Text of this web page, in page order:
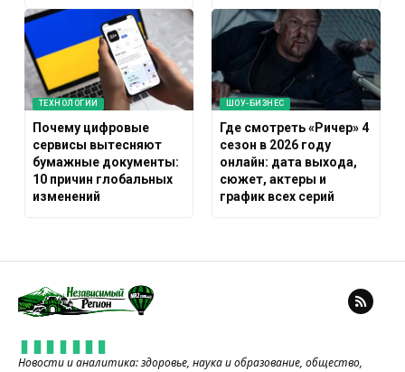
ТЕХНОЛОГИИ
Почему цифровые
сервисы вытесняют
бумажные документы:
10 причин глобальных
изменений
ШОУ-БИЗНЕС
Где смотреть «Ричер» 4
сезон в 2026 году
онлайн: дата выхода,
сюжет, актеры и
график всех серий
Новости и аналитика: здоровье, наука и образование, общество,